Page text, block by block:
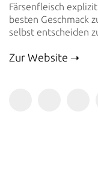
Färsenfleisch
besten Geschmack
selbst entscheiden
Zur Website